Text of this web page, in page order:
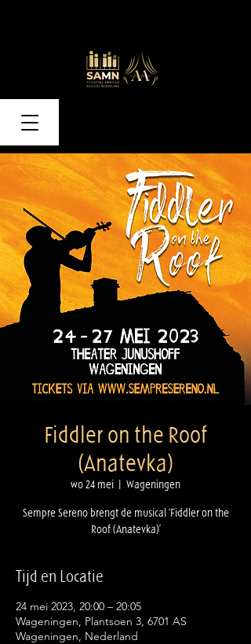
Fiddler on the Roof
(Anatevka)
wo 24 mei
  |
Wageningen
Sempre Sereno brengt de musical ‘Fiddler on the
Roof (Anatevka)’
Tijd en Locatie
24 mei 2023, 20:00 – 20:05
Wageningen, Plantsoen 3, 6701 AS
Wageningen, Nederland